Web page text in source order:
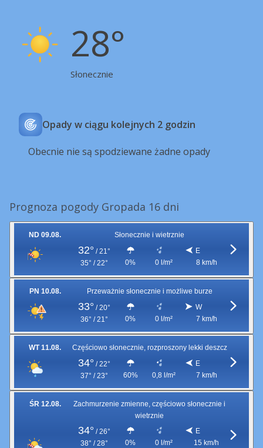
28°
Słonecznie
Opady w ciągu kolejnych 2 godzin
Obecnie nie są spodziewane żadne opady
Prognoza pogody Gropada 16 dni
ND 09.08. Słonecznie i wietrznie
32° / 21°
35° / 22°
0% 0 l/m²
E
8 km/h
PN 10.08. Przeważnie słonecznie i możliwe burze
33° / 20°
36° / 21°
0% 0 l/m²
W
7 km/h
WT 11.08. Częściowo słonecznie, rozproszony lekki deszcz
34° / 22°
37° / 23°
60% 0,8 l/m²
E
7 km/h
ŚR 12.08.
Zachmurzenie zmienne, częściowo słonecznie i
wietrznie
34° / 26°
38° / 28°
0% 0 l/m²
E
15 km/h